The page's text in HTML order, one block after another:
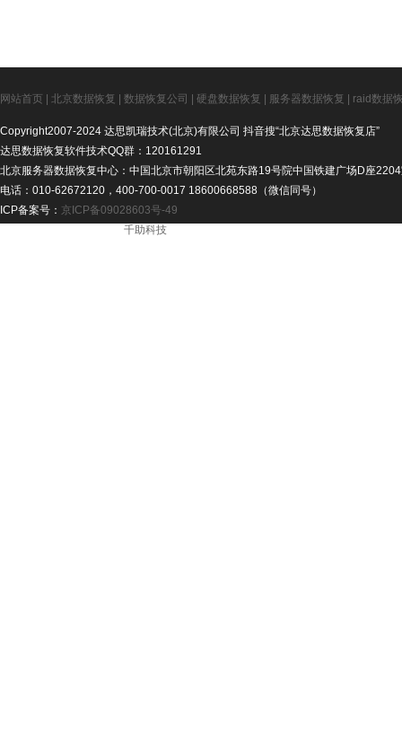
网站首页 北京数据恢复 数据恢复公司 硬盘数据恢复 服务器数据恢复 raid数据
Copyright2007-2024 达思凯瑞技术(北京)有限公司 抖音搜“北京达思数据恢复店”
达思数据恢复软件技术QQ群：120161291
北京服务器数据恢复中心：中国北京市朝阳区北苑东路19号院中国铁建广场D座
电话：010-62672120，400-700-0017 18600668588（微信同号）
ICP备案号： 京ICP备09028603号-49
千助科技